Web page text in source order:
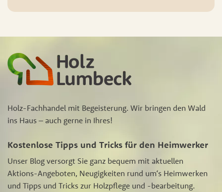
Holz-Fachhandel mit Begeisterung. Wir bringen den Wald
ins Haus – auch gerne in Ihres!
Kostenlose Tipps und Tricks für den Heimwerker
Unser Blog versorgt Sie ganz bequem mit aktuellen
Aktions-Angeboten, Neugigkeiten rund um‘s Heimwerken
und Tipps und Tricks zur Holzpflege und -bearbeitung.